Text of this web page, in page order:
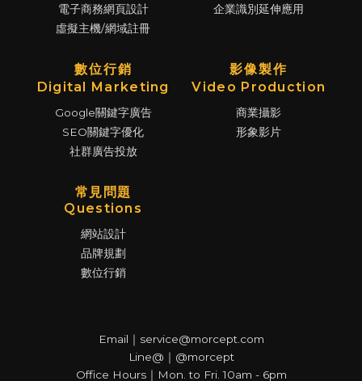
電子商務網頁設計
虛擬主機/網域註冊
企業識別延伸應用
數位行銷
Digital Marketing
Google關鍵字廣告
SEO關鍵字優化
社群廣告投放
影像製作
Video Production
商業攝影
形象影片
常見問題
Questions
網站設計
品牌規劃
數位行銷
Email｜service@morcept.com
Line@｜@morcept
Office Hours｜Mon. to Fri. 10am - 6pm